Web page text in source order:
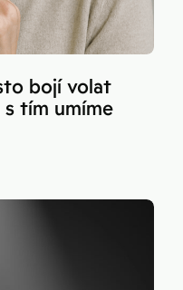
bojí volat
s tím umíme